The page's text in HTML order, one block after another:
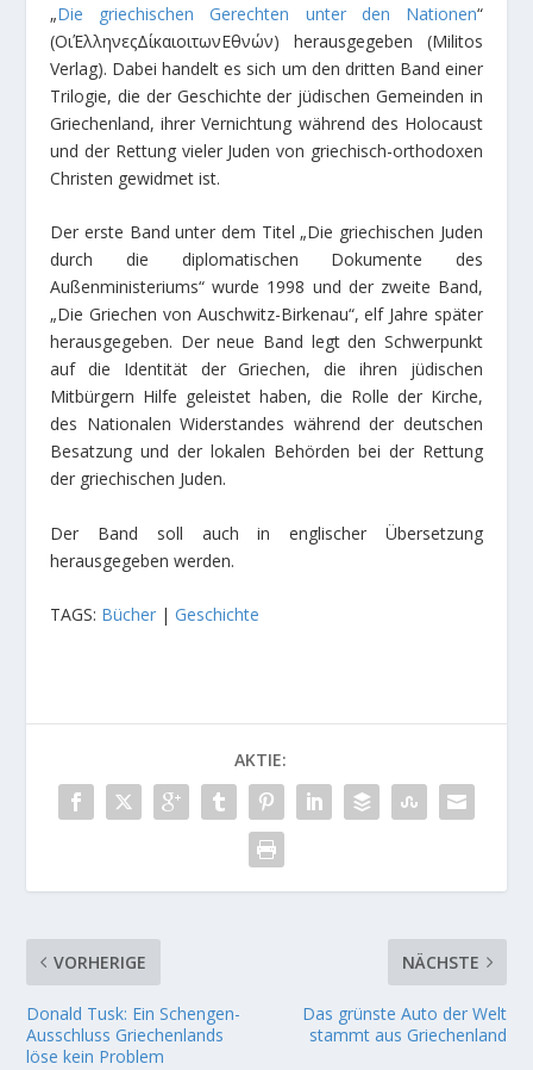
„Die griechischen Gerechten unter den Nationen“
(ΟιΈλληνεςΔίκαιοιτωνΕθνών) herausgegeben (Militos
Verlag). Dabei handelt es sich um den dritten Band einer
Trilogie, die der Geschichte der jüdischen Gemeinden in
Griechenland, ihrer Vernichtung während des Holocaust
und der Rettung vieler Juden von griechisch-orthodoxen
Christen gewidmet ist.
Der erste Band unter dem Titel „Die griechischen Juden
durch die diplomatischen Dokumente des
Außenministeriums“ wurde 1998 und der zweite Band,
„Die Griechen von Auschwitz-Birkenau“, elf Jahre später
herausgegeben. Der neue Band legt den Schwerpunkt
auf die Identität der Griechen, die ihren jüdischen
Mitbürgern Hilfe geleistet haben, die Rolle der Kirche,
des Nationalen Widerstandes während der deutschen
Besatzung und der lokalen Behörden bei der Rettung
der griechischen Juden.
Der Band soll auch in englischer Übersetzung
herausgegeben werden.
TAGS: Bücher |Geschichte
AKTIE:
VORHERIGE
Donald Tusk: Ein Schengen-
Ausschluss Griechenlands
löse kein Problem
NÄCHSTE
Das grünste Auto der Welt
stammt aus Griechenland